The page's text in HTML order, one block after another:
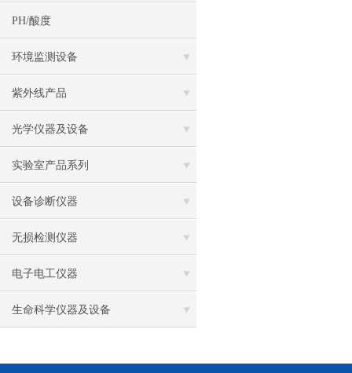
PH/酸度
环境监测设备
紫外线产品
光学仪器及设备
实验室产品系列
设备诊断仪器
无损检测仪器
电子电工仪器
生命科学仪器及设备